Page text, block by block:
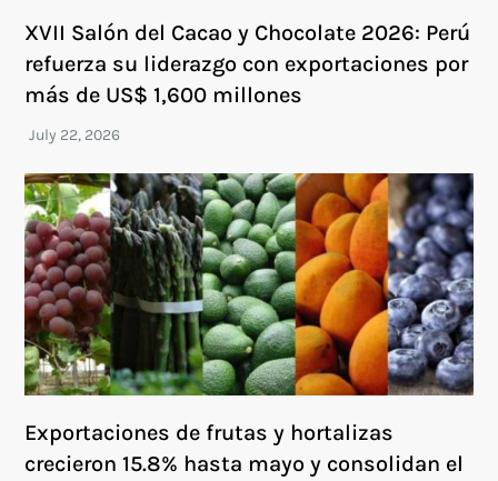
XVII Salón del Cacao y Chocolate 2026: Perú
refuerza su liderazgo con exportaciones por
más de US$ 1,600 millones
Exportaciones de frutas y hortalizas
crecieron 15.8% hasta mayo y consolidan el